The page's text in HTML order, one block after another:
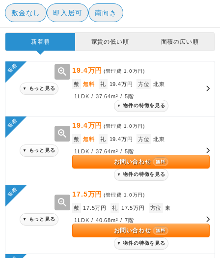
敷金なし 即入居可 南向き
新着順 家賃の低い順 面積の広い順
新着 zoom_in
▼ もっと見る
19.4万円 (管理費 1.0万円)
敷 無料 礼 19.4万円 方位 北東
1LDK / 37.64m² / 5階
▼ 物件の特徴を見る
新着
zoom_in
▼ もっと見る
19.4万円 (管理費 1.0万円)
敷 無料 礼 19.4万円 方位 北東
1LDK / 37.64m² / 5階
お問い合わせ 無料
▼ 物件の特徴を見る
新着
zoom_in
▼ もっと見る
17.5万円 (管理費 1.0万円)
敷 17.5万円 礼 17.5万円 方位 東
1LDK / 40.68m² / 7階
お問い合わせ 無料
▼ 物件の特徴を見る